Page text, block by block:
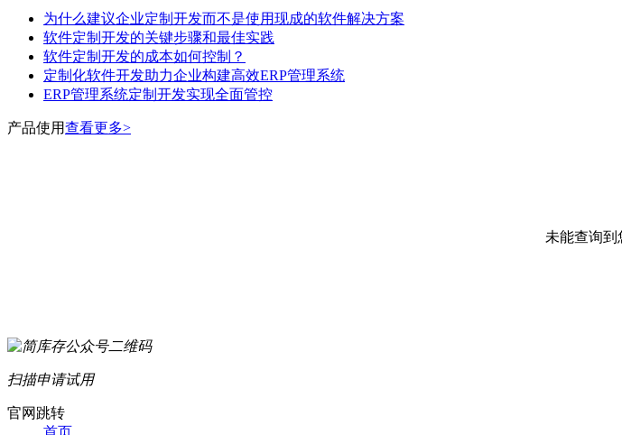
为什么建议企业定制开发而不是使用现成的软件解决方案
软件定制开发的关键步骤和最佳实践
软件定制开发的成本如何控制？
定制化软件开发助力企业构建高效ERP管理系统
ERP管理系统定制开发实现全面管控
产品使用查看更多>
未能查询到
扫描申请试用
官网跳转
首页